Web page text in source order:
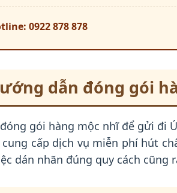
0922 878 878
dẫn đóng gói
gói hàng mộc nhĩ để gửi đi
cung cấp dịch vụ miễn phí hút
dán nhãn đúng quy cách